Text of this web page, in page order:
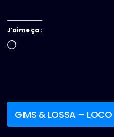
J’aime ça :
Chargement…
GIMS & LOSSA – LOCO